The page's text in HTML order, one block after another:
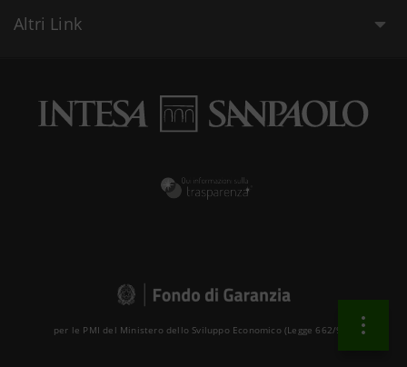
Altri Link
per le PMI del Ministero dello Sviluppo Economico (Legge 662/96 )